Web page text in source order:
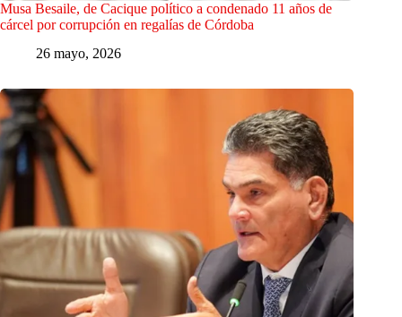
Musa Besaile, de Cacique político a condenado 11 años de
cárcel por corrupción en regalías de Córdoba
26 mayo, 2026